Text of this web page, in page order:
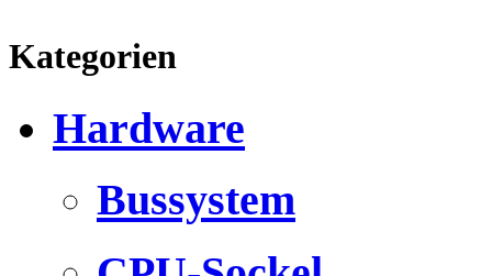
Kategorien
Hardware
Bussystem